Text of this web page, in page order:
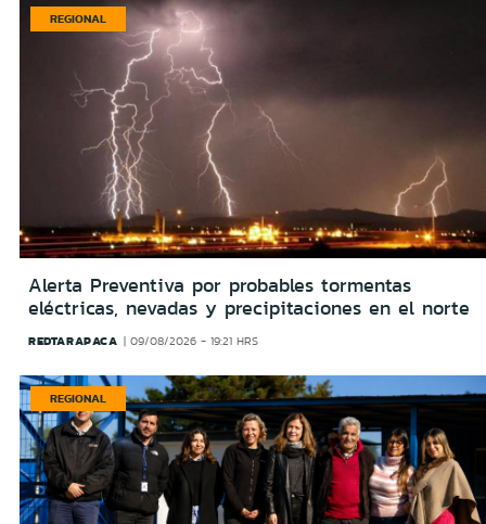
REGIONAL
Alerta Preventiva por probables tormentas
eléctricas, nevadas y precipitaciones en el norte
REDTARAPACA 09/08/2026 - 19:21 HRS
REGIONAL